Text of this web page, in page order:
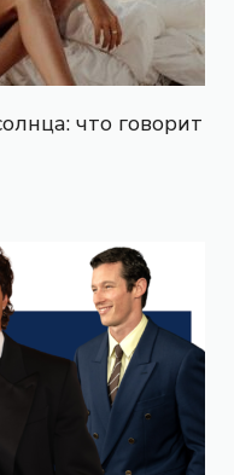
что говорит